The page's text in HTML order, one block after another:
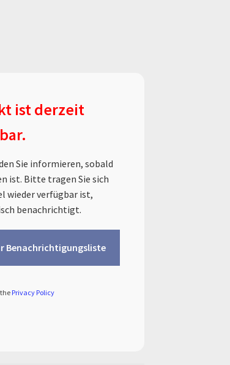
ist derzeit
Sie informieren, sobald
ist. Bitte tragen Sie sich
wieder verfügbar ist,
benachrichtigt.
Privacy Policy